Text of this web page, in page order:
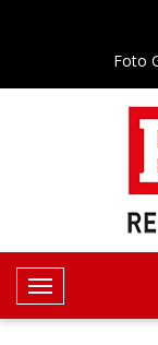
Foto
T
o